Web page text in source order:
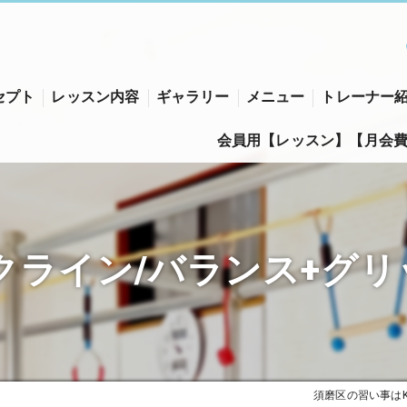
プト
の習い事･K-3の口コミ情報
の習い事･K-3の評判
の習い事･K-3のお客様の声
レッスン内容 ギャラリー メニュー トレーナー
会員用【レッスン】【月会
ライン/バランス+グ
須磨区の習い事は